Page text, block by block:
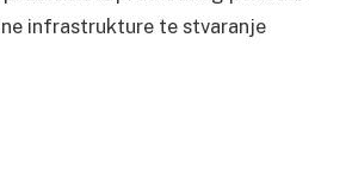
infrastrukture te stvaranje